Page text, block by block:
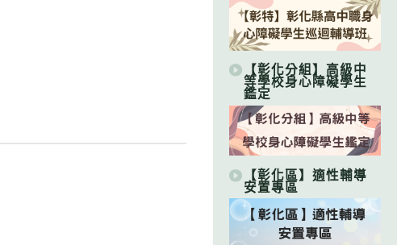
【彰化分組】高級中
等學校身心障礙學生
鑑定
【彰化區】適性輔導
安置專區